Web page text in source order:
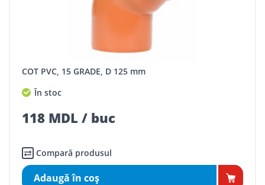
COT PVC, 15 GRADE, D 125 mm
În stoc
118 MDL / buc
Compară produsul
Adaugă în coş